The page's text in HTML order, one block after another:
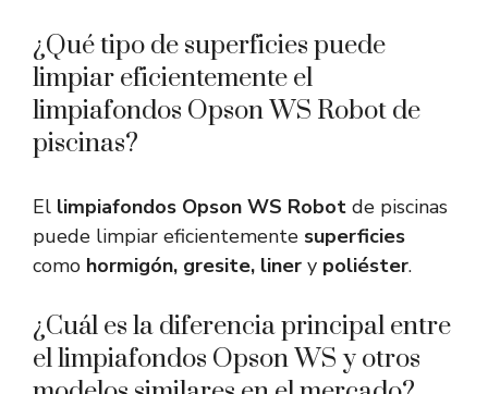
¿Qué tipo de superficies puede
limpiar eficientemente el
limpiafondos Opson WS Robot de
piscinas?
El limpiafondos Opson WS Robot de piscinas
puede limpiar eficientemente superficies
como hormigón, gresite, liner y poliéster.
¿Cuál es la diferencia principal entre
el limpiafondos Opson WS y otros